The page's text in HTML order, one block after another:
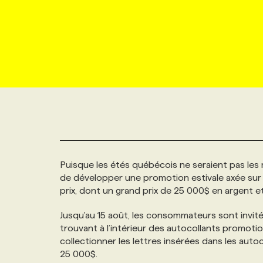
PRIX ET DISTINCTIONS
GEO/SEO
NOS AUTEUR‧RICES
FAQ
FORMATIONS PERSONNALISÉES
POURQUOI CHOISIR NOS FORMATIONS
NOS TARIFS
Puisque les étés québécois ne seraient pas les
de développer une promotion estivale axée
prix, dont un grand prix de 25 000$ en argent
Jusqu'au 15 août, les consommateurs sont
trouvant à l’intérieur des autocollants
collectionner les lettres insérées dans les
25 000$.